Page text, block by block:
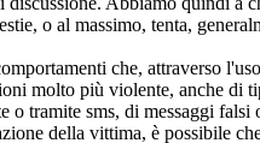
o al massimo, tenta,
che, attraverso
molto più violente, anche di
tramite sms, di messaggi
della vittima, è possibile